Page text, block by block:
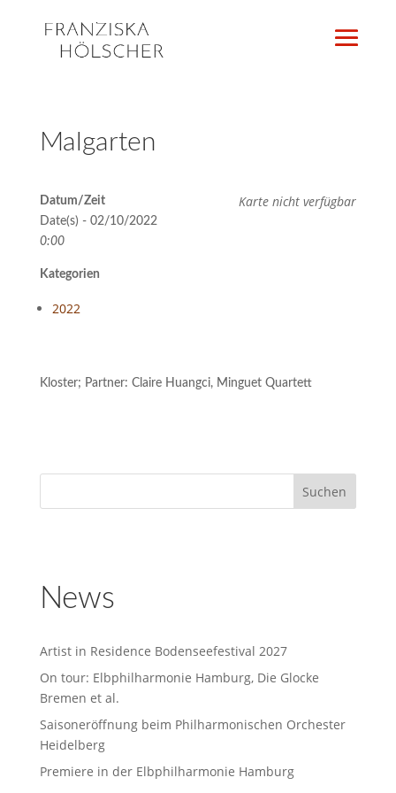
Malgarten
Karte nicht verfügbar
Datum/Zeit
Date(s) - 02/10/2022
0:00
Kategorien
2022
Kloster; Partner: Claire Huangci, Minguet Quartett
News
Artist in Residence Bodenseefestival 2027
On tour: Elbphilharmonie Hamburg, Die Glocke
Bremen et al.
Saisoneröffnung beim Philharmonischen Orchester
Heidelberg
Premiere in der Elbphilharmonie Hamburg